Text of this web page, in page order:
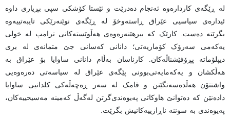
لە ڕێگەی کاردارەوە ئەنجام دەدرێت و ئێستا کۆشکی سپی بڕیاری داوە
ئیدارەی سیاسیی عێراق ڕاستەوخۆ لە ڕێگەی نوێنەرێکی تایبەتییەوە
بگرێتە دەست. کارێک کە بیرهێنەرەوەی هەڵوێستەکانی ترامپ لە خولی
یەکەمی سەرۆک کۆماریەتی؛ دانانی کەسانی جێ متمانەی لە بری
دیپلۆماتە پڕۆفێشناڵەکان. کارناسان بەڵام دانانی ساوایا بۆ عێراق بە
هەڵکشان و یەکەمایەتی‌بوونی پێگەی عێراق لە سیاسەتی دەرەوەیی
واشنتۆن هەڵدەسەنگێنن و قامک لە سەر ڕەچەڵەکی کلدانیی ساوایا
دادەنێن کە دەتوانێ هاوکاتی پەیوەندی‌گرتن لەگەڵ کەمینە مەسیحییەکان،
پەیوەندی بە سوننە ناڕازییەکانیش بگرێت.